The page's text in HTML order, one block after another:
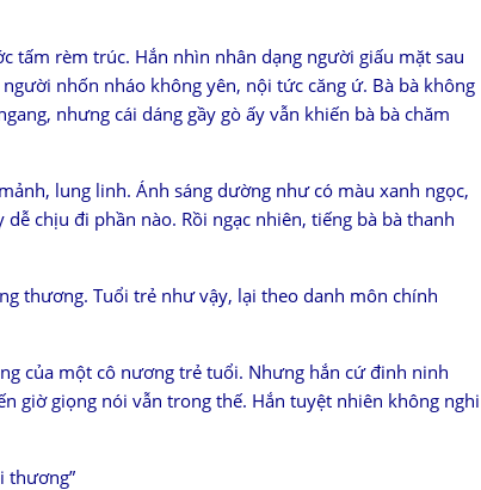
tấm rèm trúc. Hắn nhìn nhân dạng người giấu mặt sau
nhốn nháo không yên, nội tức căng ứ. Bà bà không
nhưng cái dáng gầy gò ấy vẫn khiến bà bà chăm
lung linh. Ánh sáng dường như có màu xanh ngọc,
chịu đi phần nào. Rồi ngạc nhiên, tiếng bà bà thanh
thương. Tuổi trẻ như vậy, lại theo danh môn chính
của một cô nương trẻ tuổi. Nhưng hắn cứ đinh ninh
giờ giọng nói vẫn trong thế. Hắn tuyệt nhiên không nghi
thương”